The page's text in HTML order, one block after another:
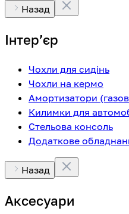
Назад
Інтерʼєр
Чохли для сидінь
Чохли на кермо
Амортизатори
Килимки для
Стельова консоль
Додаткове
Назад
Аксесуари